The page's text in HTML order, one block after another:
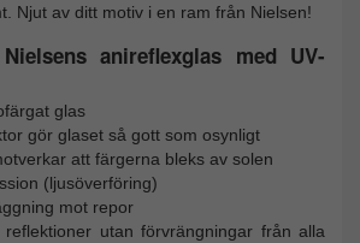
Njut av ditt motiv i en ram från Nielsen!
anireflexglas med UV-
glas
gör glaset så gott som osynligt
att färgerna bleks av solen
(ljusöverföring)
mot repor
utan förvrängningar från alla